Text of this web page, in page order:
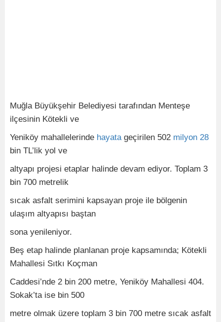
Muğla Büyükşehir Belediyesi tarafından Menteşe
ilçesinin Kötekli ve
Yeniköy mahallelerinde hayatageçirilen 502 milyon 28
bin TL’lik yol ve
altyapı projesi etaplar halinde devam ediyor. Toplam 3
bin 700 metrelik
sıcak asfalt serimini kapsayan proje ile bölgenin
ulaşım altyapısı baştan
sona yenileniyor.
Beş etap halinde planlanan proje kapsamında; Kötekli
Mahallesi Sıtkı Koçman
Caddesi’nde 2 bin 200 metre, Yeniköy Mahallesi 404.
Sokak’ta ise bin 500
metre olmak üzere toplam 3 bin 700 metre sıcak asfalt